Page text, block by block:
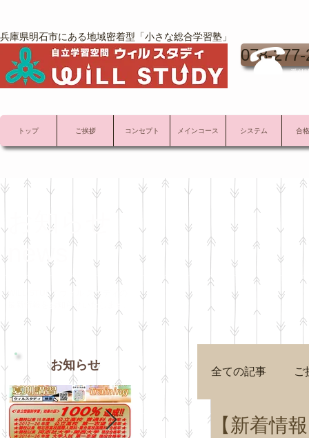
兵庫県明石市にある地域密着型「小さな総合学習塾」
078-
受付
トップ ご挨拶 コンセプト メインコース システム 合
お知らせ
news
WILL STUDY ウィル スタディの
最新情報をお知らせいたします。
お知らせ 全ての記事 ご
【新着情